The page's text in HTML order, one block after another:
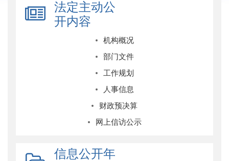
法定主动公
开内容
机构概况
部门文件
工作规划
人事信息
财政预决算
网上信访公示
信息公开年